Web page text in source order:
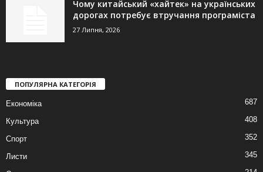
Чому китайський «хайтек» на українських
дорогах потребує втручання програміста
27 Липня, 2026
ПОПУЛЯРНА КАТЕГОРІЯ
Економіка 687
Культура 408
Спорт 352
Листи 345